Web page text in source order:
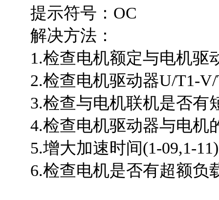
提示符号：OC
解决方法：
1.检查电机额定与电机驱
2.检查电机驱动器U/T1-V/
3.检查与电机联机是否有
4.检查电机驱动器与电机
5.增大加速时间(1-09,1-
6.检查电机是否有超额负